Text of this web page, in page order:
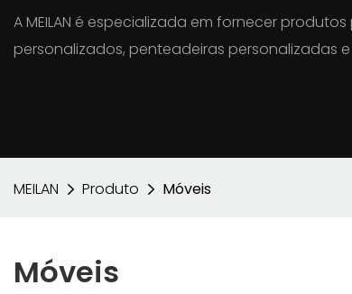
A MEILAN é especializada em fornecer
personalizados, penteadeiras personalizadas e
MEILAN Produto Móveis
Móveis